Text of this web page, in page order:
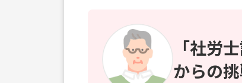
「社労
からの